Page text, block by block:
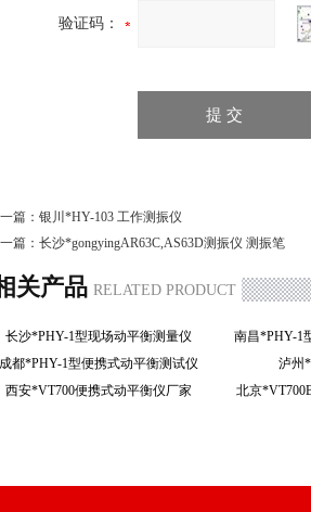
验证码：
篇： 银川*HY-103 工作测振仪
篇： 长沙*gongyingAR63C,AS63D测振仪 测振笔
关产品 RELATED PRODUCT
长沙*PHY-1型现场动平衡测量仪 南昌*PHY-1
成都*PHY-1型便携式动平衡测试仪
泸州
西安*VT700便携式动平衡仪厂家
北京